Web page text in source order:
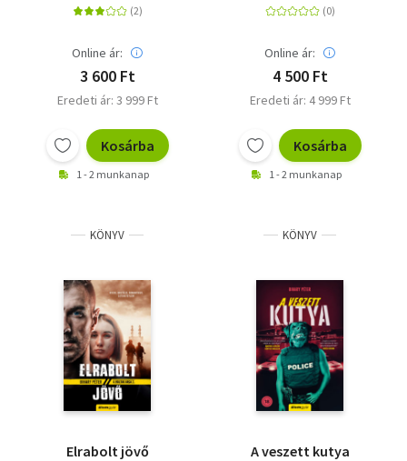
Online ár:
3 600 Ft
Eredeti ár: 3 999 Ft
Kosárba
1 - 2 munkanap
Online ár:
4 500 Ft
Eredeti ár: 4 999 Ft
Kosárba
1 - 2 munkanap
KÖNYV
Elrabolt jövő
KÖNYV
A veszett kutya